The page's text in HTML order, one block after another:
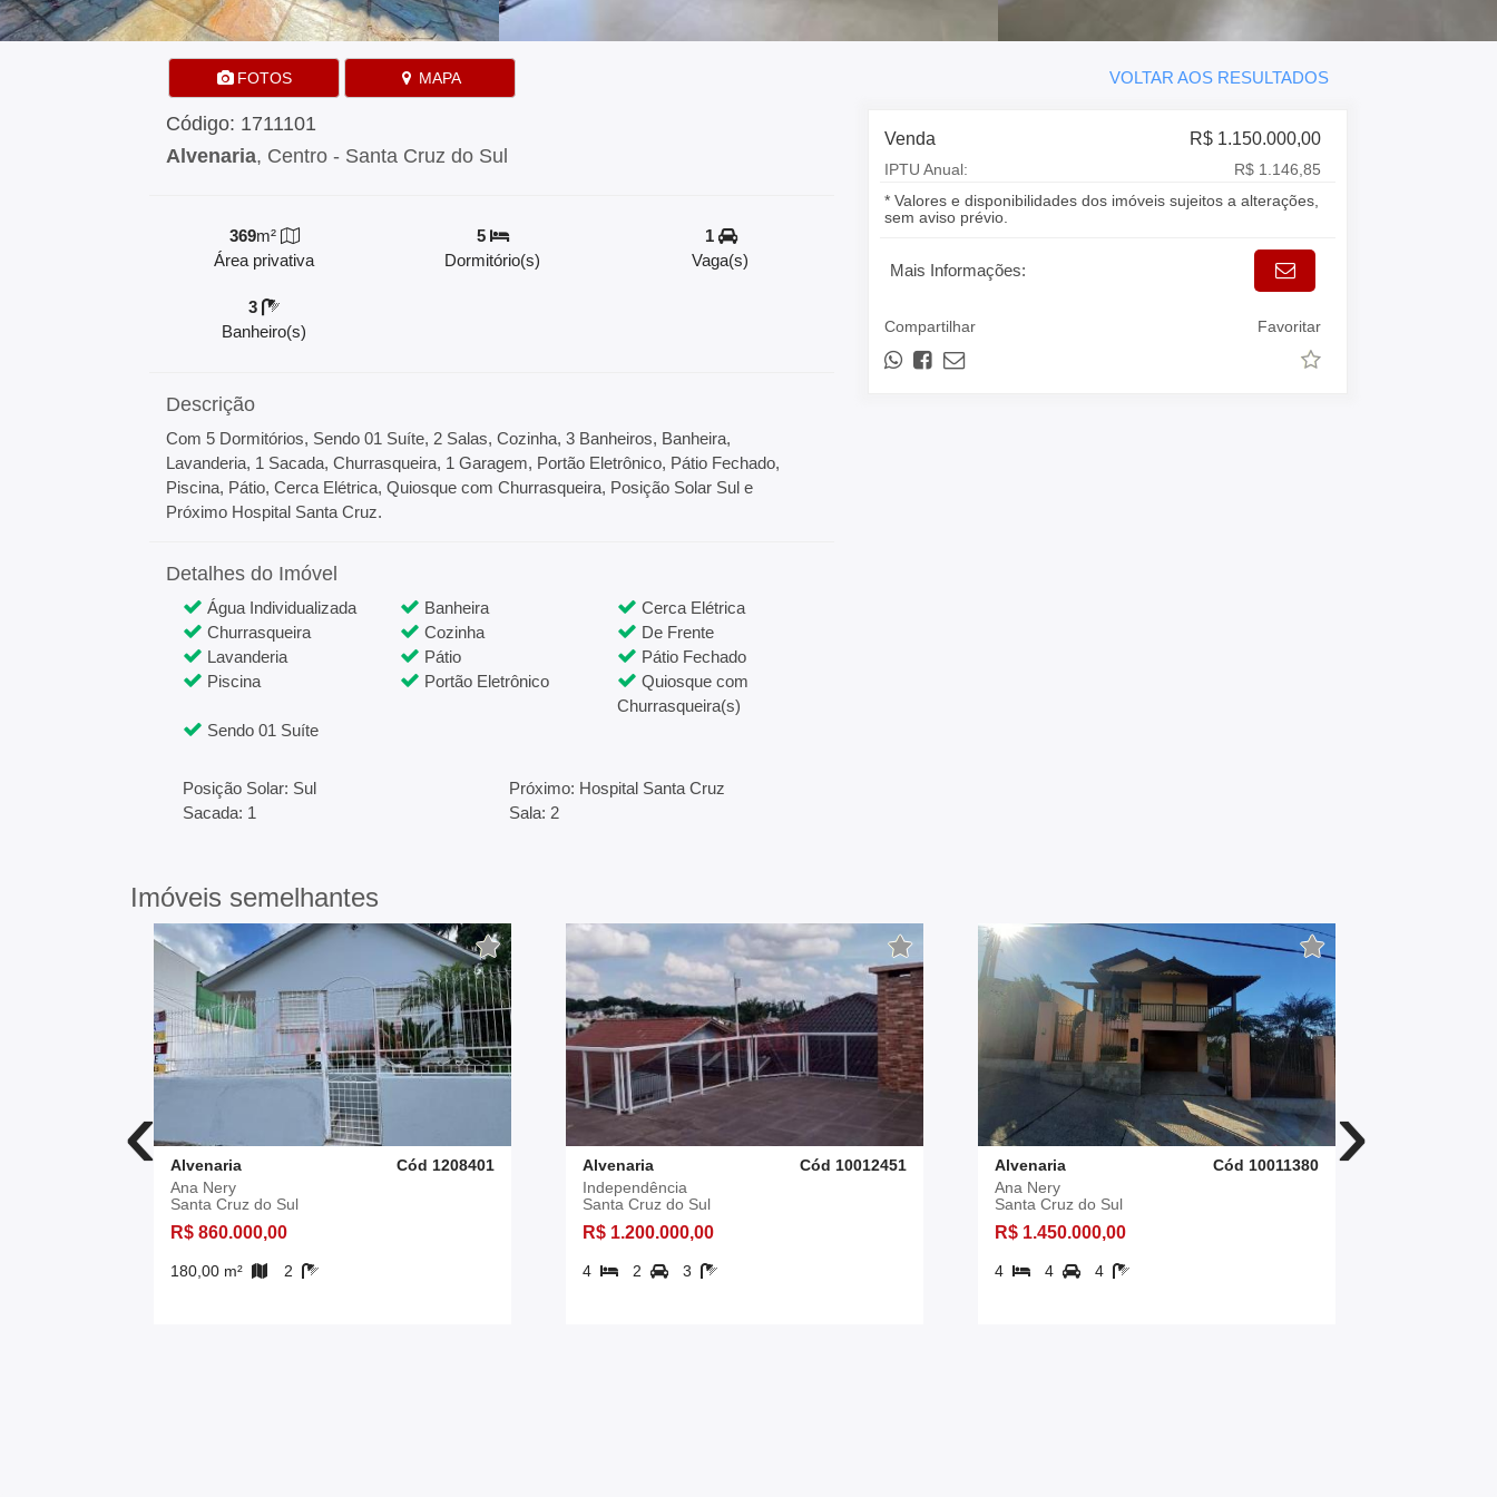
FOTOS MAPA VOLTAR AOS RESULTADOS
Código: 1711101
Alvenaria, Centro - Santa Cruz do Sul
369m²
Área privativa
5
Dormitório(s)
1
Vaga(s)
3
Banheiro(s)
Descrição
Com 5 Dormitórios, Sendo 01 Suíte, 2 Salas, Cozinha, 3 Banheiros, Banheira,
Lavanderia, 1 Sacada, Churrasqueira, 1 Garagem, Portão Eletrônico, Pátio Fechado,
Piscina, Pátio, Cerca Elétrica, Quiosque com Churrasqueira, Posição Solar Sul e
Próximo Hospital Santa Cruz.
Detalhes do Imóvel
Água Individualizada Banheira
Cerca Elétrica
Churrasqueira
Cozinha
De Frente
Lavanderia
Pátio
Pátio Fechado
Piscina
Portão Eletrônico
Quiosque com
Churrasqueira(s)
Sendo 01 Suíte
Posição Solar: Sul
Próximo: Hospital Santa Cruz
Sacada: 1
Sala: 2
Venda R$ 1.150.000,00
IPTU Anual:
R$ 1.146,85
* Valores e disponibilidades dos imóveis sujeitos a alterações,
sem aviso prévio.
Mais Informações:
Compartilhar Favoritar
Imóveis semelhantes
‹ Alvenaria
Cód 1208401
Ana Nery
Santa Cruz do Sul
R$ 860.000,00
180,00 m² 2
Alvenaria
Cód 10012451
Independência
Santa Cruz do Sul
R$ 1.200.000,00
4 2 3
Alvenaria
Cód 10011380
Ana Nery
Santa Cruz do Sul
R$ 1.450.000,00
4 4 4
›